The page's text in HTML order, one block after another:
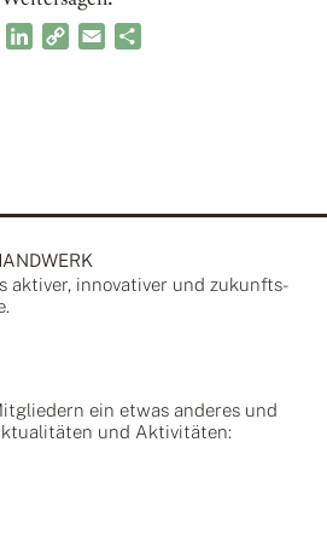
Facebook
LinkedIn
Copy
Email
aktiver, inno­vativer und zukunfts­
ein etwas anderes und
und Aktivitäten: